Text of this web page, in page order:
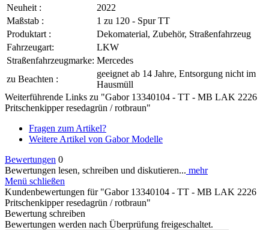
Neuheit :
2022
Maßstab :
1 zu 120 - Spur TT
Produktart :
Dekomaterial, Zubehör, Straßenfahrzeug
Fahrzeugart:
LKW
Straßenfahrzeugmarke: Mercedes
zu Beachten :
geeignet ab 14 Jahre, Entsorgung nicht im
Hausmüll
Weiterführende Links zu "Gabor 13340104 - TT - MB LAK 2226
Pritschenkipper resedagrün / rotbraun"
Fragen zum Artikel?
Weitere Artikel von Gabor Modelle
Bewertungen 0
Bewertungen lesen, schreiben und diskutieren... mehr
Menü schließen
Kundenbewertungen für "Gabor 13340104 - TT - MB LAK 2226
Pritschenkipper resedagrün / rotbraun"
Bewertung schreiben
Bewertungen werden nach Überprüfung freigeschaltet.